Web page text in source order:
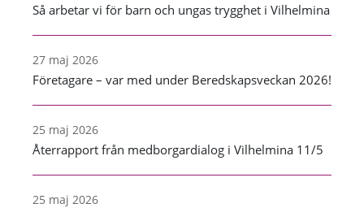
Så arbetar vi för barn och ungas trygghet i Vilhelmina
27 maj 2026
Företagare – var med under Beredskapsveckan 2026!
25 maj 2026
Återrapport från medborgardialog i Vilhelmina 11/5
25 maj 2026